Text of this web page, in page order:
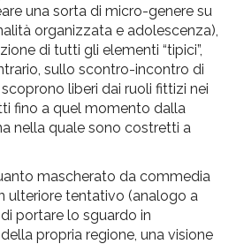
una sorta di micro-genere su
organizzata e adolescenza),
di tutti gli elementi “tipici”,
sullo scontro-incontro di
liberi dai ruoli fittizi nei
fino a quel momento dalla
nella quale sono costretti a
mascherato da commedia
ulteriore tentativo (analogo a
portare lo sguardo in
propria regione, una visione